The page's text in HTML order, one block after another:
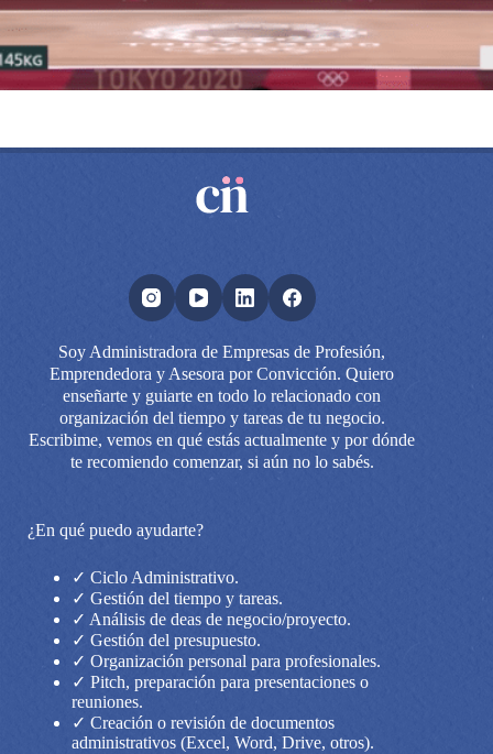
Soy Administradora de Empresas de Profesión,
Emprendedora y Asesora por Convicción. Quiero
enseñarte y guiarte en todo lo relacionado con
organización del tiempo y tareas de tu negocio.
Escribime, vemos en qué estás actualmente y por dónde
te recomiendo comenzar, si aún no lo sabés.
¿En qué puedo ayudarte?
✓ Ciclo Administrativo.
✓ Gestión del tiempo y tareas.
✓ Análisis de deas de negocio/proyecto.
✓ Gestión del presupuesto.
✓ Organización personal para profesionales.
✓ Pitch, preparación para presentaciones o
reuniones.
✓ Creación o revisión de documentos
administrativos (Excel, Word, Drive, otros).